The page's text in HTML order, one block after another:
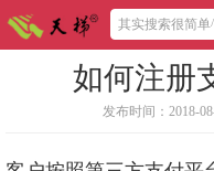
如何注册
发布时间：2018-